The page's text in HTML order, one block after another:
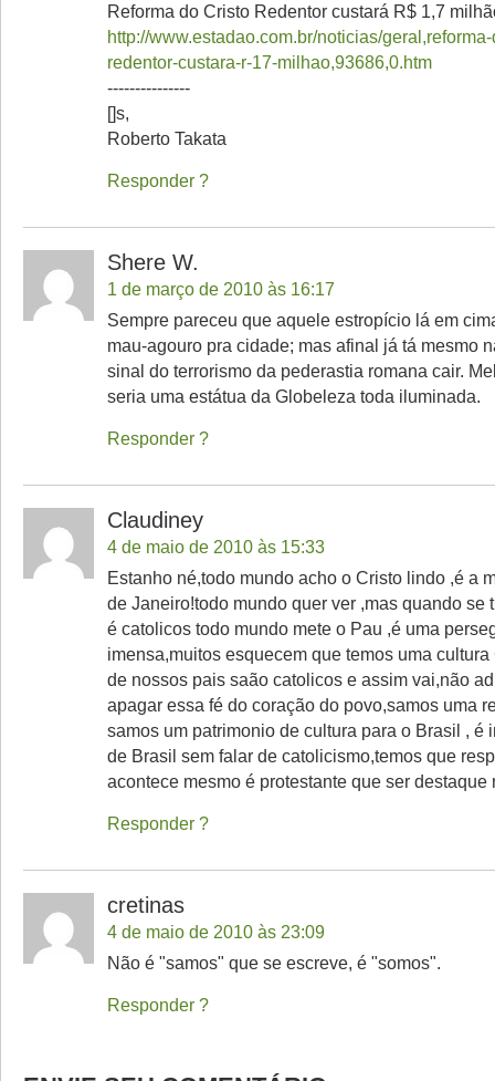
Reforma do Cristo Redentor custará R$ 1,7
http://www.estadao.com.br/noticias/
redentor-custara-r-17-milhao,93686,0.htm
---------------
[]s,
Roberto Takata
Responder
Shere W.
1 de março de 2010 às 16:17
Sempre pareceu que aquele estropício lá em
mau-agouro pra cidade; mas afinal já tá mesmo
sinal do terrorismo da pederastia romana cair.
seria uma estátua da Globeleza toda iluminada.
Responder
Claudiney
4 de maio de 2010 às 15:33
Estanho né,todo mundo acho o Cristo lindo ,é a
de Janeiro!todo mundo quer ver ,mas quando se
é catolicos todo mundo mete o Pau ,é uma
imensa,muitos esquecem que temos uma
de nossos pais saão catolicos e assim vai,não
apagar essa fé do coração do povo,samos uma
samos um patrimonio de cultura para o Brasil , é
de Brasil sem falar de catolicismo,temos que
acontece mesmo é protestante que ser destaque
Responder
cretinas
4 de maio de 2010 às 23:09
Não é "samos" que se escreve, é "somos".
Responder